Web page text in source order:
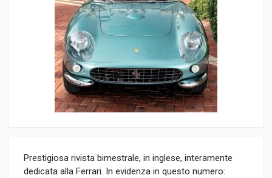
Prestigiosa rivista bimestrale, in inglese, interamente
dedicata alla Ferrari. In evidenza in questo numero: